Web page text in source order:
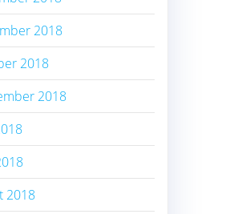
2018
2018
2018
2018